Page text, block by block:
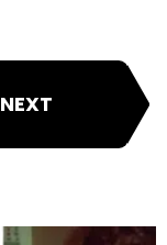
NEXT